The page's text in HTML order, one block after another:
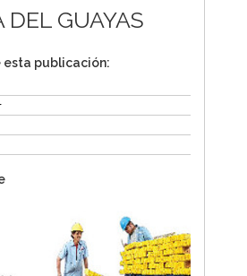
GUAYAS
esta publicación: